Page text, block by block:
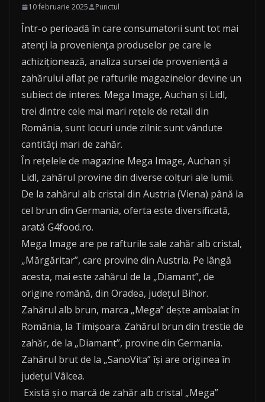
10 februarie 2025 Punctul
Într-o perioadă în care consumatorii sunt tot mai
atenți la proveniența produselor pe care le
achiziționează, analiza sursei de proveniență a
zahărului aflat pe rafturile magazinelor devine un
subiect de interes. Mega Image, Auchan și Lidl,
trei dintre cele mai mari rețele de retail din
România, sunt locuri unde zilnic sunt vândute
cantități mari de zahăr.
În rețelele de magazine Mega Image, Auchan și
Lidl, zahărul provine din diverse colțuri ale lumii.
De la zahărul alb cristal din Austria (Viena) până la
cel brun din Germania, oferta este diversificată,
arată G4food.ro.
Mega Image are pe rafturile sale zahăr alb cristal,
„Mărgăritar”, care provine din Austria. Pe lângă
acesta, mai este zahărul de la „Diamant”, de
origine română, din Oradea, județul Bihor.
Zahărul alb brun, marca „Mega” dește ambalat în
România, la Timișoara. Zahărul brun din trestie de
zahăr, de la „Diamant”, provine din Germania.
Zahărul brut de la „SanoVita” își are originea în
județul Vâlcea.
Există și o marcă de zahăr alb cristal „Mega”